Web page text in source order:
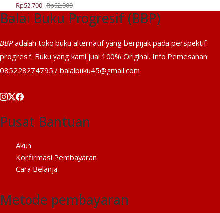
Rp62.000
Harga
aslinya
adalah:
Rp52.700
Harga
saat
ini
Rp52.700.
Balai Buku Progresif (BBP)
BBPadalah toko buku alternatif yang berpijak pada perspektif
progresif. Buku yang kami jual 100% Original. Info Pemesanan:
085228274795 / balaibuku45@gmail.com
Pusat Bantuan
Akun
Konfirmasi Pembayaran
Cara Belanja
Metode pembayaran